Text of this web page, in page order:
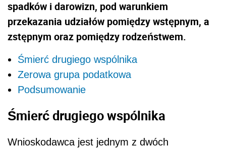
spadków i darowizn, pod warunkiem
przekazania udziałów pomiędzy wstępnym, a
zstępnym oraz pomiędzy rodzeństwem.
Śmierć drugiego wspólnika
Zerowa grupa podatkowa
Podsumowanie
Śmierć drugiego wspólnika
Wnioskodawca jest jednym z dwóch